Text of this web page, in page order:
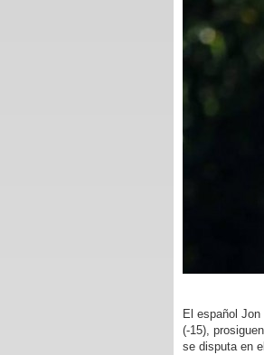
El español
(-15),
se disputa en